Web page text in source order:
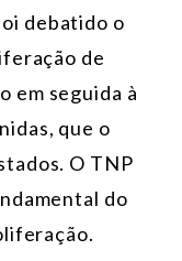
debatido o
de
em seguida à
que o
O TNP
do